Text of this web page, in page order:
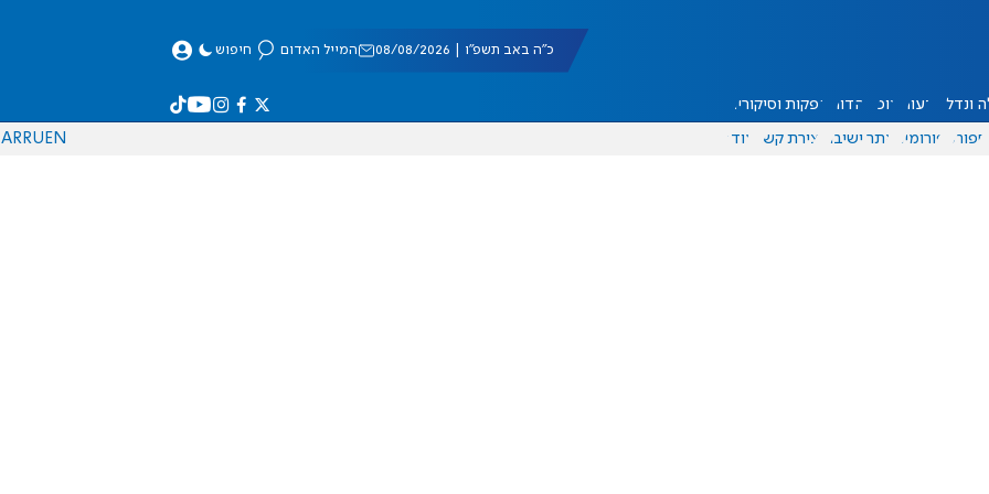
כ"ה באב תשפ"ו | 08/08/2026 המייל האדום חיפוש
ונדל"ן דעות אוכל יהדות הפקות וסיקורים
ספורט פורומים אתר ישיבה יצירת קשר עוד EN
RU
AR